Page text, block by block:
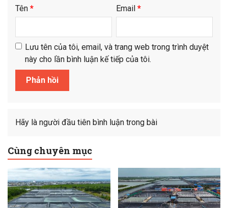
Tên * Email *
Lưu tên của tôi, email, và trang web trong trình duyệt
này cho lần bình luận kế tiếp của tôi.
Hãy là người đầu tiên bình luận trong bài
Cùng chuyên mục